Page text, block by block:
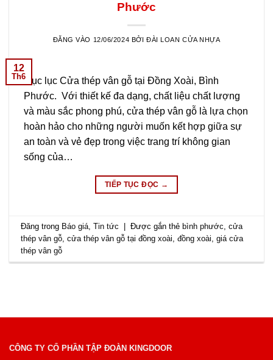
Phước
ĐĂNG VÀO 12/06/2024 BỞI ĐÀI LOAN CỬA NHỰA
12
Th6Mục lục Cửa thép vân gỗ tại Đồng Xoài, Bình
Phước. Với thiết kế đa dạng, chất liệu chất lượng
và màu sắc phong phú, cửa thép vân gỗ là lựa chọn
hoàn hảo cho những người muốn kết hợp giữa sự
an toàn và vẻ đẹp trong việc trang trí không gian
sống của…
TIẾP TỤC ĐỌC →
Đăng trong Báo giá ,Tin tức | Được gắn thẻbình phước ,cửa
thép vân gỗ ,cửa thép vân gỗ tại đồng xoài ,đồng xoài ,giá cửa
thép vân gỗ
CÔNG TY CỔ PHẦN TẬP ĐOÀN KINGDOOR